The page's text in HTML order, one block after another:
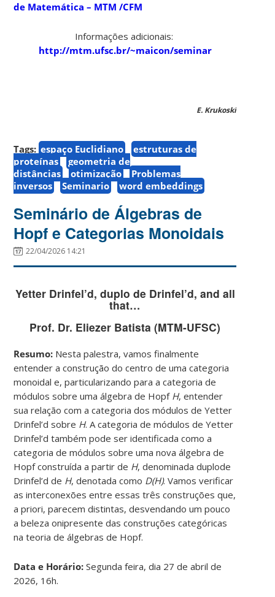
de Matemática – MTM /CFM
Informações adicionais:
http://mtm.ufsc.br/~maicon/seminar
E. Krukoski
Tags: espaço Euclidiano
estruturas de
proteínas
geometria de
distâncias
otimização
Problemas
inversos
Seminario word embeddings
Seminário de Álgebras de
Hopf e Categorias Monoidais
22/04/2026 14:21
Yetter Drinfel’d, duplo de Drinfel’d, and all
that…
Prof. Dr. Eliezer Batista (MTM-UFSC)
Resumo: Nesta palestra, vamos finalmente
entender a construção do centro de uma categoria
monoidal e, particularizando para a categoria de
módulos sobre uma álgebra de Hopf H, entender
sua relação com a categoria dos módulos de Yetter
Drinfel’d sobre H. A categoria de módulos de Yetter
Drinfel’d também pode ser identificada como a
categoria de módulos sobre uma nova álgebra de
Hopf construída a partir de H, denominada duplode
Drinfel’d de H, denotada como D(H). Vamos verificar
as interconexões entre essas três construções que,
a priori, parecem distintas, desvendando um pouco
a beleza onipresente das construções categóricas
na teoria de álgebras de Hopf.
Data e Horário:Segunda feira, dia 27 de abril de
2026, 16h.